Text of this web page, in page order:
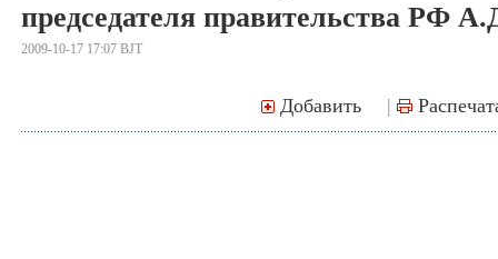
председателя правительства РФ
2009-10-17 17:07 BJT
Добавить |